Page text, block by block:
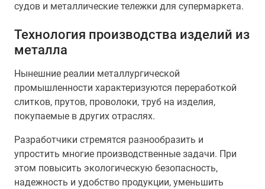
судов и металлические тележки для супермаркета.
Технология производства изделий из
металла
Нынешние реалии металлургической
промышленности характеризуются переработкой
слитков, прутов, проволоки, труб на изделия,
покупаемые в других отраслях.
Разработчики стремятся разнообразить и
упростить многие производственные задачи. При
этом повысить экологическую безопасность,
надежность и удобство продукции, уменьшить